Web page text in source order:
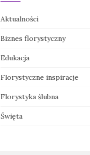
Aktualności
Biznes florystyczny
Edukacja
Florystyczne inspiracje
Florystyka ślubna
Święta